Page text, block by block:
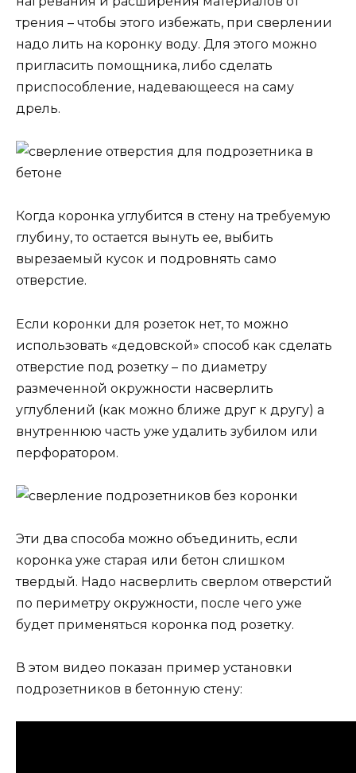
трения – чтобы этого избежать, при сверлении
надо лить на коронку воду. Для этого можно
пригласить помощника, либо сделать
приспособление, надевающееся на саму
дрель.
Когда коронка углубится в стену на требуемую
глубину, то остается вынуть ее, выбить
вырезаемый кусок и подровнять само
отверстие.
Если коронки для розеток нет, то можно
использовать «дедовской» способ как сделать
отверстие под розетку – по диаметру
размеченной окружности насверлить
углублений (как можно ближе друг к другу) а
внутреннюю часть уже удалить зубилом или
перфоратором.
Эти два способа можно объединить, если
коронка уже старая или бетон слишком
твердый. Надо насверлить сверлом отверстий
по периметру окружности, после чего уже
будет применяться коронка под розетку.
В этом видео показан пример установки
подрозетников в бетонную стену: